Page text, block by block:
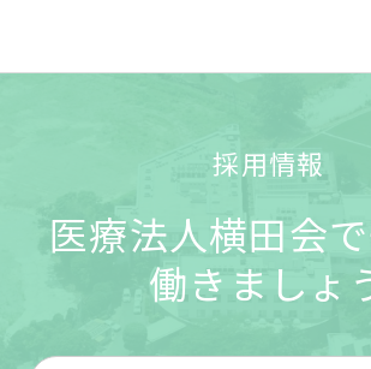
採用情報
医療法人横田会
働きましょ